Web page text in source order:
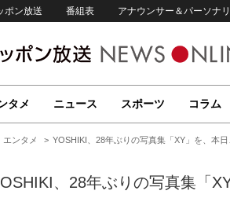
ポン放送 番組表 アナウンサー＆パーソナ
タメ ニュース スポーツ コラム
エンタメ YOSHIKI、28年ぶりの写真集「XY」を、本
、28年ぶりの写真集「